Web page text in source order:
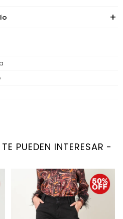
PUEDEN INTERESAR